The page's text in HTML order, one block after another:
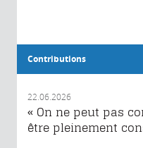
Contributions
22.06.2026
« On ne peut pas
être pleinement